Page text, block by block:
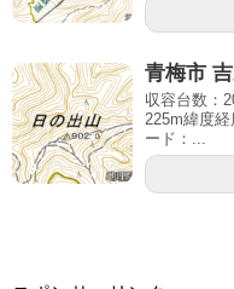
青梅市
収容台数：
225m緯度経
ード：...